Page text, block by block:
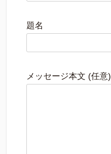
題名
メッセージ本文 (任意)